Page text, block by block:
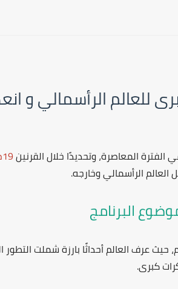
للعالم الرأسمالي و
المعاصرة، وتحديدًا خلال القرنين19م
الرأسمالي وخارجه.
البرنامج
خلال القرنين 19 و20م، حيث عرف العالم أحداثًا بارزة
كبرى.